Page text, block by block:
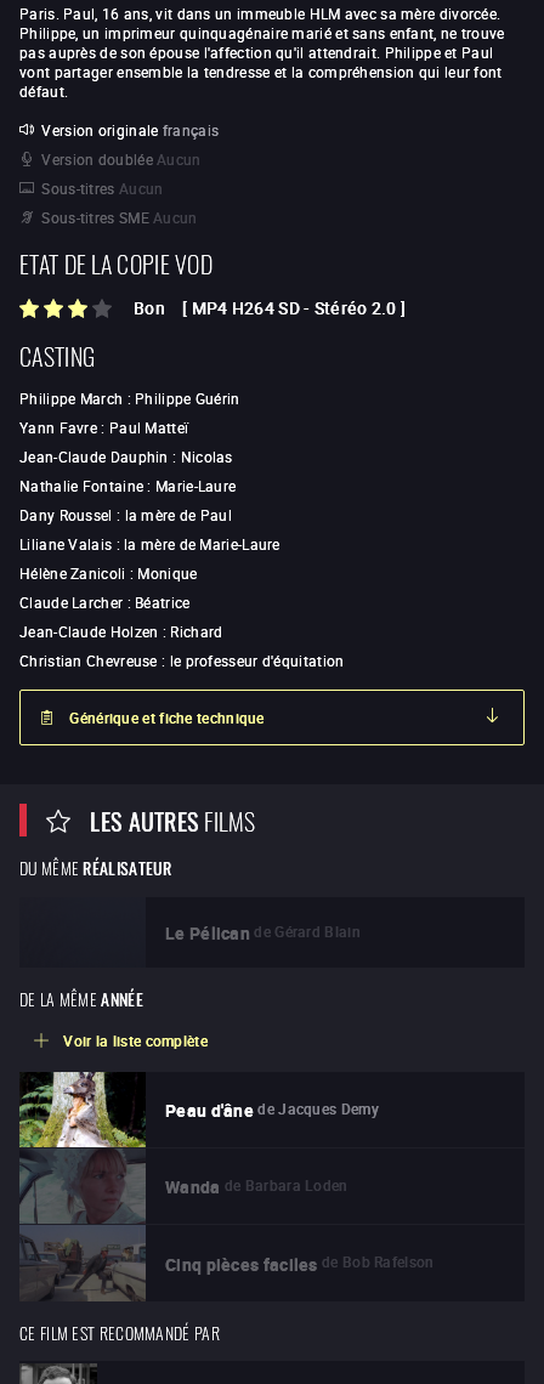
Paris. Paul, 16 ans, vit dans un immeuble HLM avec sa mère divorcée.
Philippe, un imprimeur quinquagénaire marié et sans enfant, ne trouve
pas auprès de son épouse l'affection qu'il attendrait. Philippe et Paul
vont partager ensemble la tendresse et la compréhension qui leur font
défaut.
Version originale français
Version doublée Aucun
Sous-titres Aucun
Sous-titres SME Aucun
ETAT DE LA COPIE VOD
Bon [ MP4 H264 SD- Stéréo 2.0 ]
CASTING
Philippe March : Philippe Guérin
Yann Favre: Paul Matteï
Jean-Claude Dauphin : Nicolas
Nathalie Fontaine: Marie-Laure
Dany Roussel : la mère de Paul
Liliane Valais :la mère de Marie-Laure
Hélène Zanicoli : Monique
Claude Larcher : Béatrice
Jean-Claude Holzen : Richard
Christian Chevreuse : le professeur d'équitation
Générique et fiche technique
LES AUTRESFILMS
DU MÊME RÉALISATEUR
Le Pélican de Gérard Blain
DE LA MÊME ANNÉE
Voir la liste complète
Peau d'âne de Jacques Demy
Wanda de Barbara Loden
Cinq pièces faciles de Bob Rafelson
CE FILM EST RECOMMANDÉ PAR